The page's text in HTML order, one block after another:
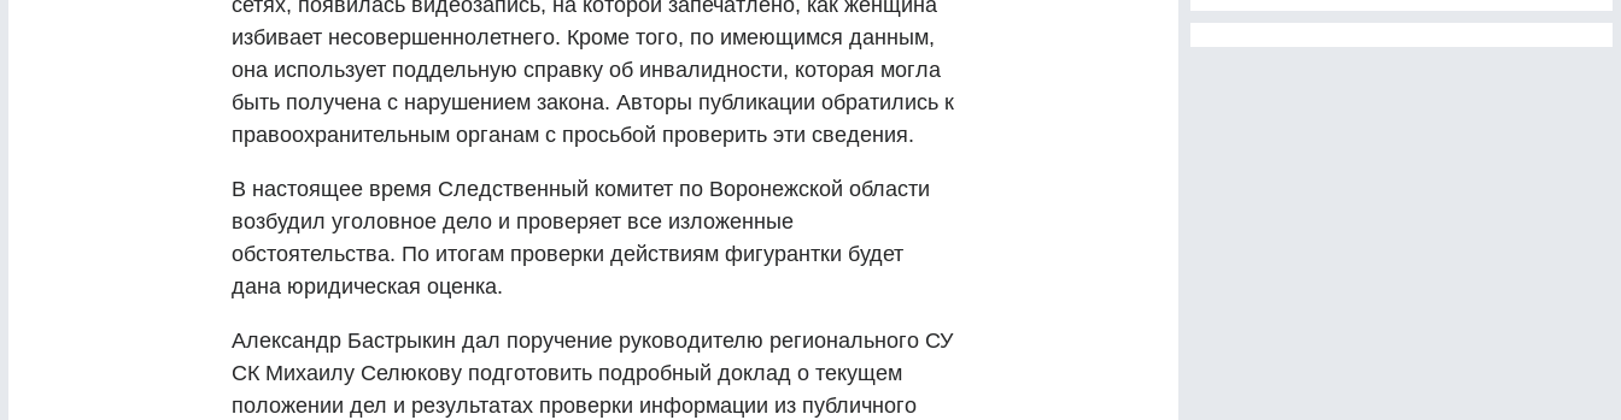
сетях, появилась видеозапись, на которой запечатлено, как женщина
избивает несовершеннолетнего. Кроме того, по имеющимся данным,
она использует поддельную справку об инвалидности, которая могла
быть получена с нарушением закона. Авторы публикации обратились к
правоохранительным органам с просьбой проверить эти сведения.
В настоящее время Следственный комитет по Воронежской области
возбудил уголовное дело и проверяет все изложенные
обстоятельства. По итогам проверки действиям фигурантки будет
дана юридическая оценка.
Александр Бастрыкин дал поручение руководителю регионального СУ
СК Михаилу Селюкову подготовить подробный доклад о текущем
положении дел и результатах проверки информации из публичного